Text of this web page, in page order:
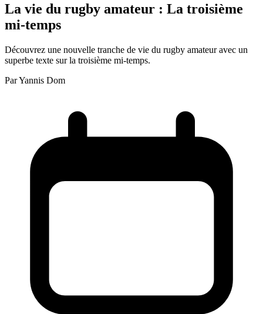
La vie du rugby amateur : La troisième
mi-temps
Découvrez une nouvelle tranche de vie du rugby amateur avec un
superbe texte sur la troisième mi-temps.
ParYannis Dom